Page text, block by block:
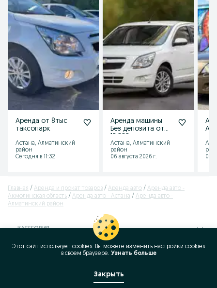
Аренда от 8тыс
таксопарк
Астана, Алматинский
район
Сегодня в 11:32
Аренда машины
Без депозита от
Астана, Алматинский
район
06 августа 2026 г.
07
Главная Аренда и прокат товаров Аренда авто
Аренда авто -
Акмолинская область
Аренда авто - Астана
Аренда авто -
Алматинский район
КАТЕГОРИЯ
Этот сайт использует cookies. Вы можете изменить настройки cookies
в своeм браузере. Узнать больше
Закрыть